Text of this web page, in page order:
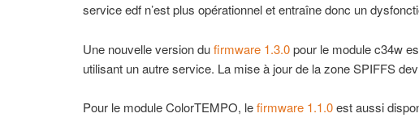
service edf n’est plus opérationnel et entraîne donc un
Une nouvelle version dufirmware 1.3.0pour le module c34w
utilisant un autre service. La mise à jour de la zone SPIFFS
Pour le module ColorTEMPO, lefirmware 1.1.0est aussi